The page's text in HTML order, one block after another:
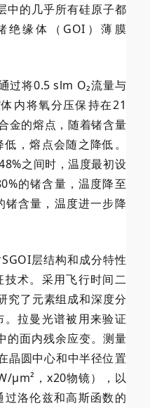
中的几乎所有硅原子都
绝缘体（GOI）薄膜
过将0.5 slm O₂流量与
内将氧分压保持在21
金的熔点，随着锗含量
，熔点会随之降低。
之间时，温度最初设
的锗含量，温度降至
锗含量，温度进一步降
层结构和成分特性
技术。采用飞行时间二
究了元素组成和深度分
拉曼光谱被用来验证
的面内残余应变。测量
晶圆中心和中半径位置
µm²，x20物镜），以
洛伦兹和高斯函数的